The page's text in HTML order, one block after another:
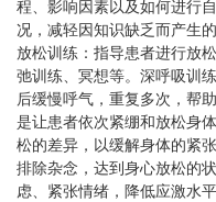
程、影响因素以及如何进行
况，减轻因知识缺乏而产生的
放松训练：指导患者进行放
弛训练、冥想等。深呼吸训
后缓慢呼气，重复多次，帮
是让患者依次紧绷和放松身
松的差异，以缓解身体的紧
排除杂念，达到身心放松的
虑、紧张情绪，降低应激水